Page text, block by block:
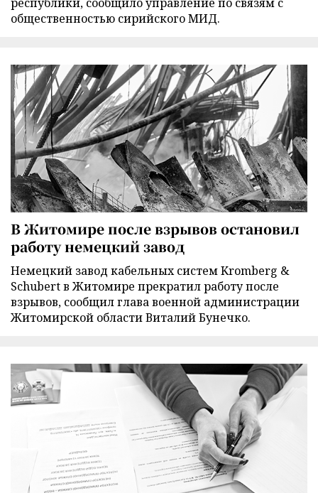
общественностью сирийского МИД.
В Житомире после взрывов остановил
работу немецкий завод
Немецкий завод кабельных систем Kromberg &
Schubert в Житомире прекратил работу после
взрывов, сообщил глава военной администрации
Житомирской области Виталий Бунечко.